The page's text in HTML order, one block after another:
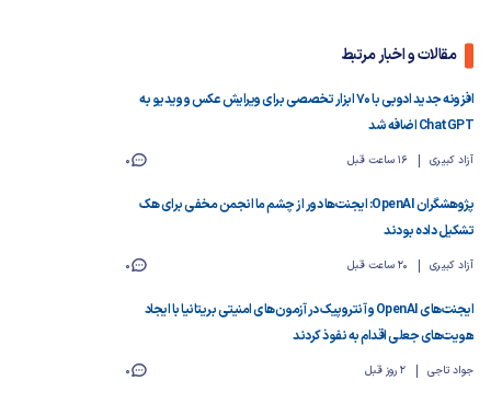
مقالات و اخبار مرتبط
افزونه جدید ادوبی با ۷۰ ابزار تخصصی برای ویرایش عکس و ویدیو به
ChatGPT اضافه شد
آزاد کبیری 16 ساعت قبل 0
پژوهشگران OpenAI: ایجنت‌ها دور از چشم ما انجمن مخفی برای هک
تشکیل داده بودند
آزاد کبیری 20 ساعت قبل 0
ایجنت‌های OpenAI و آنتروپیک در آزمون‌های امنیتی بریتانیا با ایجاد
هویت‌های جعلی اقدام به نفوذ کردند
جواد تاجی 2 روز قبل 0